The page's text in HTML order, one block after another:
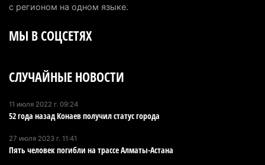
Алматинской области, судят спустя год после
катеров для Formula-1 H2O и откроют академию
пилотов
В Alatau City Authority назначили нового
с регионом на одном языке.
МЫ В СОЦСЕТЯХ
СЛУЧАЙНЫЕ НОВОСТИ
11 июля 2022 г. 09:24
52 года назад Конаев получил статус города
27 июля 2023 г. 11:41
Пять человек погибли на трассе Алматы-Астана